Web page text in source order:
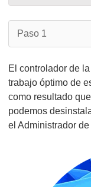
Paso 1
El controlador de
trabajo óptimo de
como resultado
podemos
el Administrador